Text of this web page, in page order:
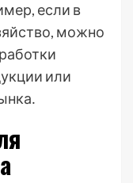
если в
можно
или